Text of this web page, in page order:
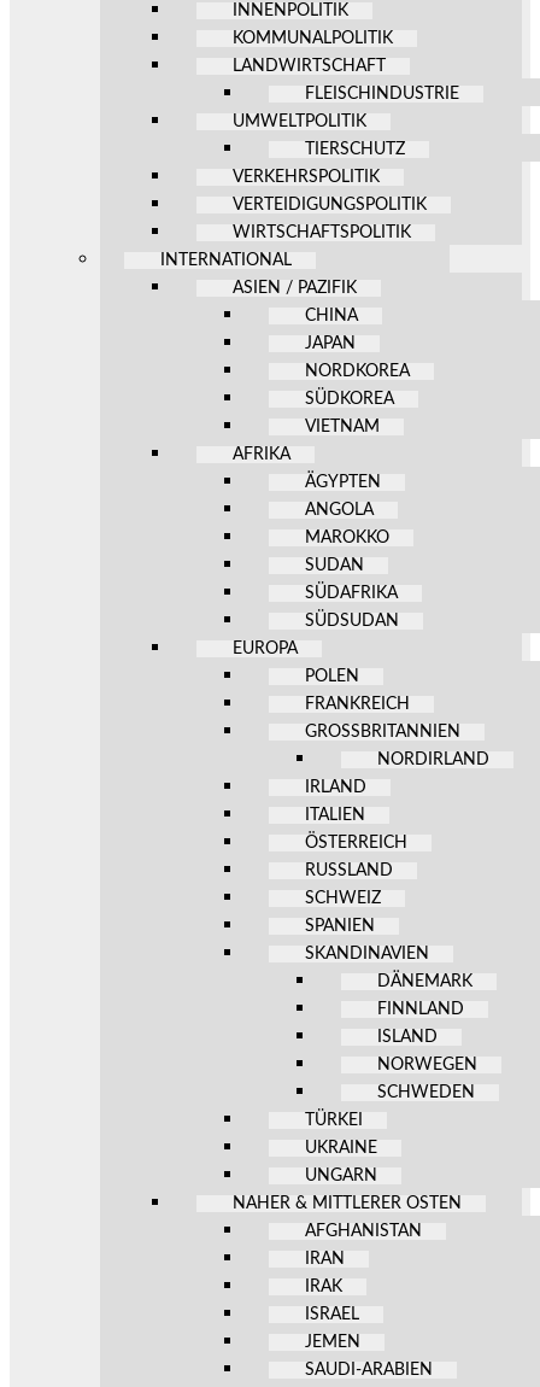
INNENPOLITIK
KOMMUNALPOLITIK
LANDWIRTSCHAFT
FLEISCHINDUSTRIE
UMWELTPOLITIK
TIERSCHUTZ
VERKEHRSPOLITIK
VERTEIDIGUNGSPOLITIK
WIRTSCHAFTSPOLITIK
INTERNATIONAL
ASIEN / PAZIFIK
CHINA
JAPAN
NORDKOREA
SÜDKOREA
VIETNAM
AFRIKA
ÄGYPTEN
ANGOLA
MAROKKO
SUDAN
SÜDAFRIKA
SÜDSUDAN
EUROPA
POLEN
FRANKREICH
GROSSBRITANNIEN
NORDIRLAND
IRLAND
ITALIEN
ÖSTERREICH
RUSSLAND
SCHWEIZ
SPANIEN
SKANDINAVIEN
DÄNEMARK
FINNLAND
ISLAND
NORWEGEN
SCHWEDEN
TÜRKEI
UKRAINE
UNGARN
NAHER & MITTLERER OSTEN
AFGHANISTAN
IRAN
IRAK
ISRAEL
JEMEN
SAUDI-ARABIEN